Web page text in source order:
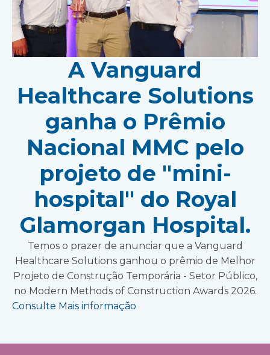
A Vanguard
Healthcare Solutions
ganha o Prêmio
Nacional MMC pelo
projeto de "mini-
hospital" do Royal
Glamorgan Hospital.
Temos o prazer de anunciar que a Vanguard
Healthcare Solutions ganhou o prêmio de Melhor
Projeto de Construção Temporária - Setor Público,
no Modern Methods of Construction Awards 2026.
Consulte Mais informação